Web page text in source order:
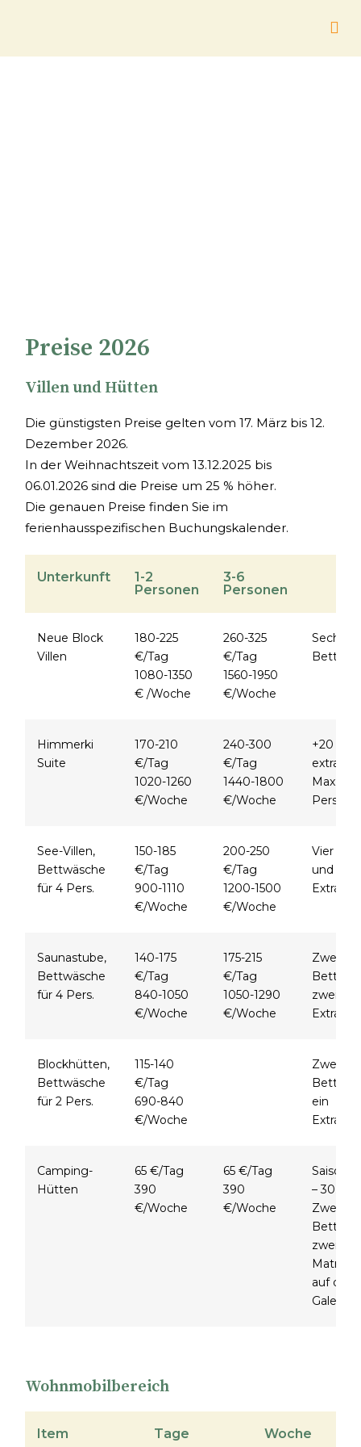
Preise 2026
Villen und Hütten
Die günstigsten Preise gelten vom 17. März bis 12.
Dezember 2026.
In der Weihnachtszeit vom 13.12.2025 bis
06.01.2026 sind die Preise um 25 % höher.
Die genauen Preise finden Sie im
ferienhausspezifischen Buchungskalender.
Unterkunft
1-2
Personen
3-6
Personen
Neue Block
Villen
180-225
€/Tag
1080-1350
€ /Woche
260-325
€/Tag
1560-1950
€/Woche
Sechs
Betten
Himmerki
Suite
170-210
€/Tag
1020-1260
€/Woche
240-300
€/Tag
1440-1800
€/Woche
+20 €/
extra
Max. 8
Pers.
See-Villen,
Bettwäsche
für 4 Pers.
150-185
€/Tag
900-1110
€/Woche
200-250
€/Tag
1200-1500
€/Woche
Vier
und
Saunastube,
Bettwäsche
für 4 Pers.
140-175
€/Tag
840-1050
€/Woche
175-215
€/Tag
1050-1290
€/Woche
Zwei
Betten
zwei
Blockhütten,
Bettwäsche
für 2 Pers.
115-140
€/Tag
690-840
€/Woche
Zwei
Betten
ein
Camping-
Hütten
65 €/Tag
390
€/Woche
65 €/Tag
390
€/Woche
Saison
–
Zwei
Betten
zwei
auf der
Galerie
Wohnmobilbereich
Item Tage Woche